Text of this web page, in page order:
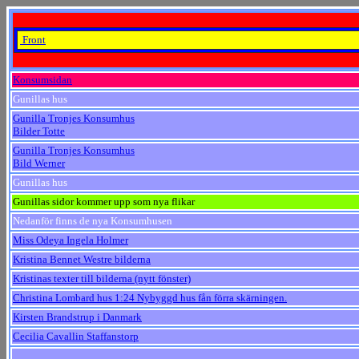
Front
Konsumsidan
Gunillas hus
Gunilla Tronjes Konsumhus
Bilder Totte
Gunilla Tronjes Konsumhus
Bild Werner
Gunillas hus
Gunillas sidor kommer upp som nya flikar
Nedanför finns de nya Konsumhusen
Miss Odeya Ingela Holmer
Kristina Bennet Westre bilderna
Kristinas texter till bilderna (nytt fönster)
Christina Lombard hus 1:24 Nybyggd hus fån förra skärningen.
Kirsten Brandstrup i Danmark
Cecilia Cavallin Staffanstorp